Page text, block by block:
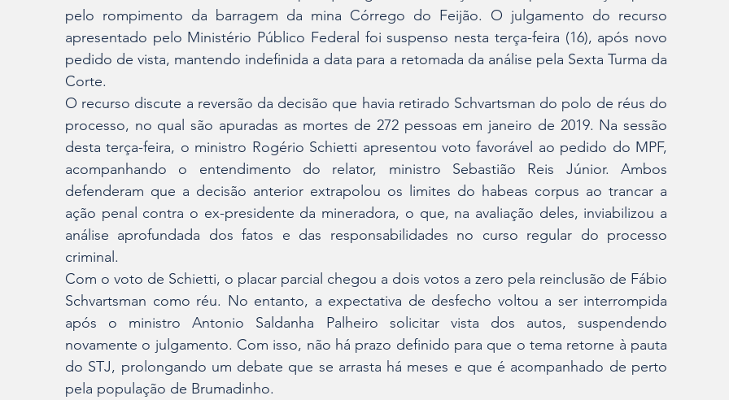
pelo rompimento da barragem da mina Córrego do Feijão. O julgamento do recurso
apresentado pelo Ministério Público Federal foi suspenso nesta terça-feira (16), após novo
pedido de vista, mantendo indefinida a data para a retomada da análise pela Sexta Turma da
Corte.
O recurso discute a reversão da decisão que havia retirado Schvartsman do polo de réus do
processo, no qual são apuradas as mortes de 272 pessoas em janeiro de 2019. Na sessão
desta terça-feira, o ministro Rogério Schietti apresentou voto favorável ao pedido do MPF,
acompanhando o entendimento do relator, ministro Sebastião Reis Júnior. Ambos
defenderam que a decisão anterior extrapolou os limites do habeas corpus ao trancar a
ação penal contra o ex-presidente da mineradora, o que, na avaliação deles, inviabilizou a
análise aprofundada dos fatos e das responsabilidades no curso regular do processo
criminal.
Com o voto de Schietti, o placar parcial chegou a dois votos a zero pela reinclusão de Fábio
Schvartsman como réu. No entanto, a expectativa de desfecho voltou a ser interrompida
após o ministro Antonio Saldanha Palheiro solicitar vista dos autos, suspendendo
novamente o julgamento. Com isso, não há prazo definido para que o tema retorne à pauta
do STJ, prolongando um debate que se arrasta há meses e que é acompanhado de perto
pela população de Brumadinho.